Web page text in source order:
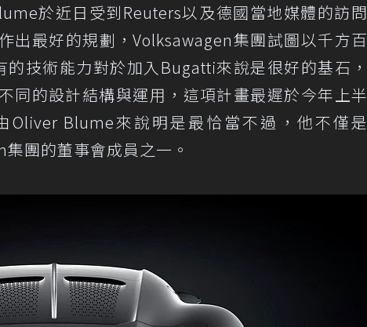
於近日受到Reuters以及德國當地媒體的訪問
出最好的規劃，Volksawagen集團試圖以千方百
技術能力對於加入Bugatti來說是很好的基石，
同的設計結構與運用，這項計畫最遲於今年上半
Oliver Blume來說明是最恰當不過，他不僅是
團的董事會成員之一。